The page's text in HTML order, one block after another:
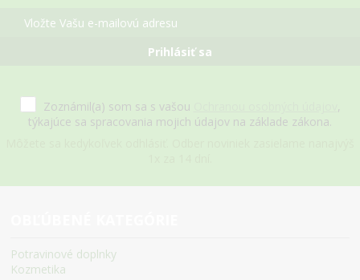
Prihlásiť sa
Zoznámil(a) som sa s vašou
,
týkajúce sa spracovania mojich údajov na základe zákona.
Potravinové doplnky
Kozmetika